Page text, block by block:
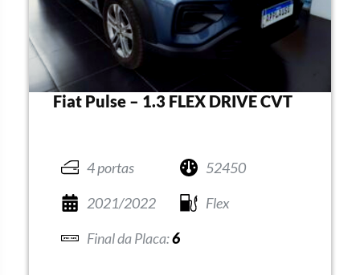
Fiat Pulse – 1.3 FLEX DRIVE CVT
4 portas
52450
2021/2022
Flex
6